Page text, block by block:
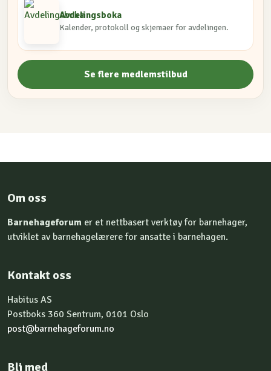
Avdelingsboka
Kalender, protokoll og skjemaer for avdelingen.
Se flere medlemstilbud
Om oss
Barnehageforum er et nettbasert verktøy for barnehager,
utviklet av barnehagelærere for ansatte i barnehagen.
Kontakt oss
Habitus AS
Postboks 360 Sentrum, 0101 Oslo
post@barnehageforum.no
Bli med